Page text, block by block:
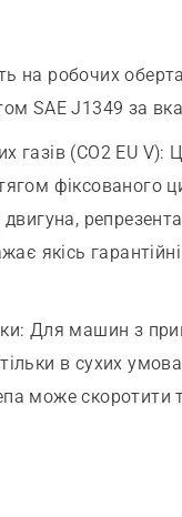
на робочих
SAE J1349 за
газів (CO2 EU V):
фіксованого
якісь
: Для машин з
в сухих
може скоротити